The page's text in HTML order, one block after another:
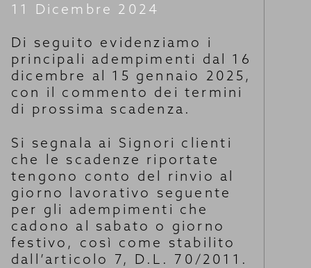
11 Dicembre 2024
Di seguito evidenziamo i
principali adempimenti dal 16
dicembre al 15 gennaio 2025,
con il commento dei termini
di prossima scadenza.
Si segnala ai Signori clienti
che le scadenze riportate
tengono conto del rinvio al
giorno lavorativo seguente
per gli adempimenti che
cadono al sabato o giorno
festivo, così come stabilito
dall’articolo 7, D.L. 70/2011.